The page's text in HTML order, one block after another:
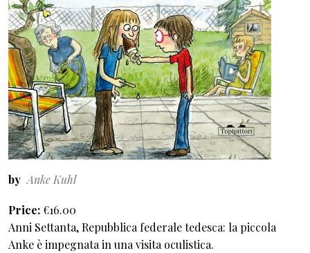
by Anke Kuhl
Price €16.00
Anni Settanta, Repubblica federale tedesca: la piccola
Anke è impegnata in una visita oculistica.